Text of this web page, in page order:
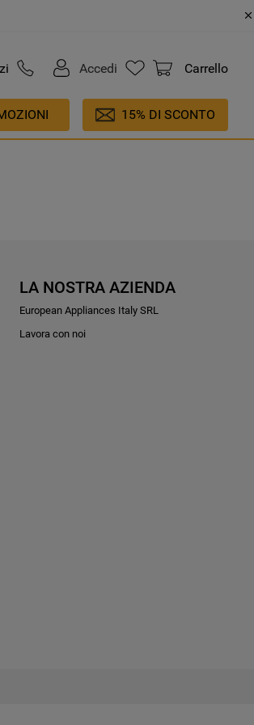
Accedi Carrello
15% DI SCONTO
LA NOSTRA AZIENDA
European Appliances Italy SRL
Lavora con noi